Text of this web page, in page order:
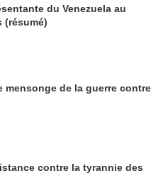
du Venezuela au
(résumé)
de la guerre contre
contre la tyrannie des